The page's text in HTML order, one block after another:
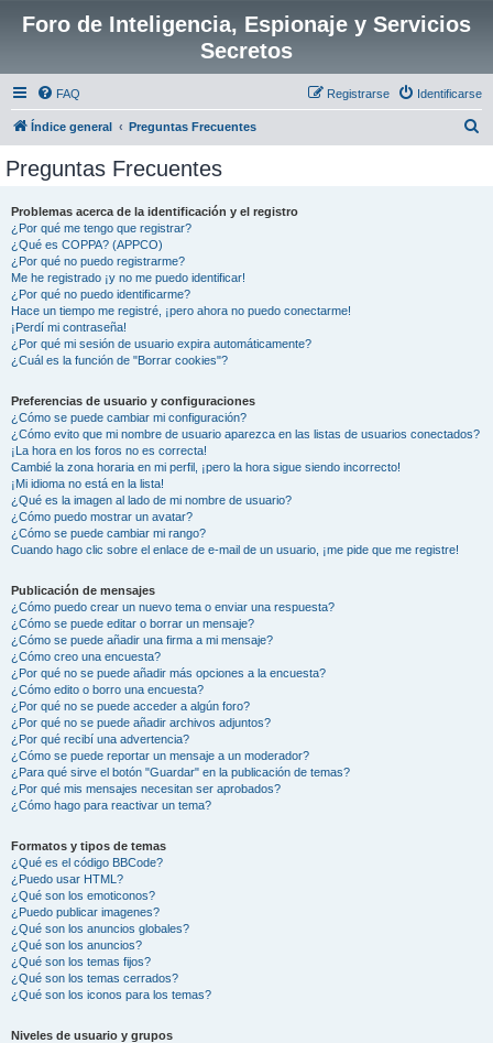
Foro de Inteligencia, Espionaje y Servicios
Secretos
FAQ Identificarse
Registrarse
Índice general Preguntas Frecuentes
Preguntas Frecuentes
Problemas acerca de la identificación y el registro
¿Por qué me tengo que registrar?
¿Qué es COPPA? (APPCO)
¿Por qué no puedo registrarme?
Me he registrado ¡y no me puedo identificar!
¿Por qué no puedo identificarme?
Hace un tiempo me registré, ¡pero ahora no puedo conectarme!
¡Perdí mi contraseña!
¿Por qué mi sesión de usuario expira automáticamente?
¿Cuál es la función de "Borrar cookies"?
Preferencias de usuario y configuraciones
¿Cómo se puede cambiar mi configuración?
¿Cómo evito que mi nombre de usuario aparezca en las listas de usuarios conectados?
¡La hora en los foros no es correcta!
Cambié la zona horaria en mi perfil, ¡pero la hora sigue siendo incorrecto!
¡Mi idioma no está en la lista!
¿Qué es la imagen al lado de mi nombre de usuario?
¿Cómo puedo mostrar un avatar?
¿Cómo se puede cambiar mi rango?
Cuando hago clic sobre el enlace de e-mail de un usuario, ¡me pide que me registre!
Publicación de mensajes
¿Cómo puedo crear un nuevo tema o enviar una respuesta?
¿Cómo se puede editar o borrar un mensaje?
¿Cómo se puede añadir una firma a mi mensaje?
¿Cómo creo una encuesta?
¿Por qué no se puede añadir más opciones a la encuesta?
¿Cómo edito o borro una encuesta?
¿Por qué no se puede acceder a algún foro?
¿Por qué no se puede añadir archivos adjuntos?
¿Por qué recibí una advertencia?
¿Cómo se puede reportar un mensaje a un moderador?
¿Para qué sirve el botón "Guardar" en la publicación de temas?
¿Por qué mis mensajes necesitan ser aprobados?
¿Cómo hago para reactivar un tema?
Formatos y tipos de temas
¿Qué es el código BBCode?
¿Puedo usar HTML?
¿Qué son los emoticonos?
¿Puedo publicar imagenes?
¿Qué son los anuncios globales?
¿Qué son los anuncios?
¿Qué son los temas fijos?
¿Qué son los temas cerrados?
¿Qué son los iconos para los temas?
Niveles de usuario y grupos